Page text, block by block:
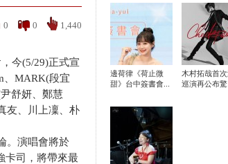
0 0 1,440
今(5/29)正式宣
、MARK(段宜
舒妍、鄭慧
友、川上凜、朴
。演唱會將於
卡司，將帶來最
邊荷律《荷止微
甜》台中簽書會...
木村拓哉首
巡演再公布驚